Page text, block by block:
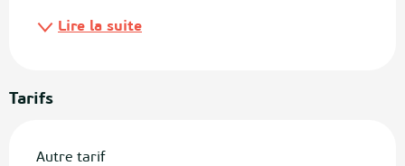
Lire la suite
Tarifs
Autre tarif